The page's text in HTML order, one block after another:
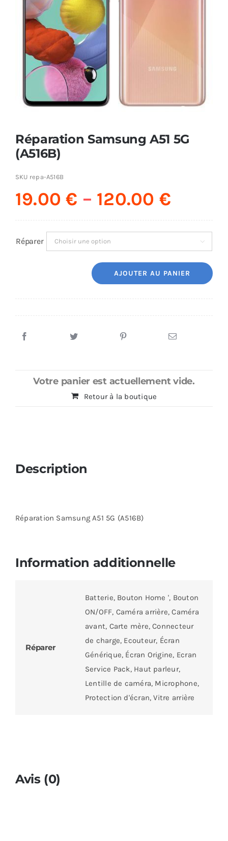
AUDIO
MAISON
PROMOTION
Réparation Samsung A51 5G
(A516B)
SKU repa-A516B
19.00€ – 120.00 €
Réparer 
AJOUTER AU PANIER
Votre panier est actuellement vide.
Retour à la boutique
Description
Réparation Samsung A51 5G (A516B)
Information additionnelle
Réparer
Batterie, Bouton Home ', Bouton
ON/OFF, Caméra arrière, Caméra
avant, Carte mère, Connecteur
de charge, Ecouteur, Écran
Générique, Écran Origine, Ecran
Service Pack, Haut parleur,
Lentille de caméra, Microphone,
Protection d'écran, Vitre arrière
Avis (0)